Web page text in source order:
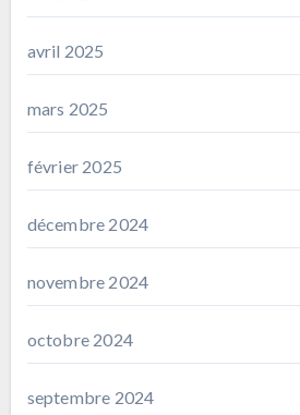
avril 2025
mars 2025
février 2025
décembre 2024
novembre 2024
octobre 2024
septembre 2024